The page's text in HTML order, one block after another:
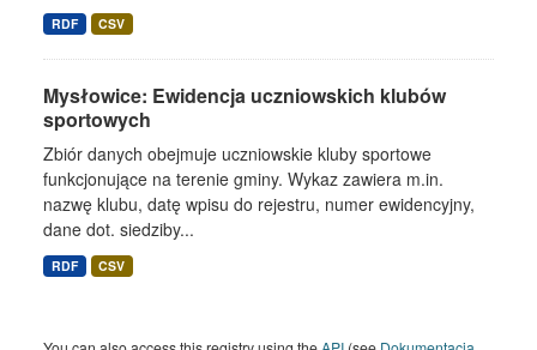
RDF CSV
Mysłowice: Ewidencja uczniowskich klubów
sportowych
Zbiór danych obejmuje uczniowskie kluby sportowe
funkcjonujące na terenie gminy. Wykaz zawiera m.in.
nazwę klubu, datę wpisu do rejestru, numer ewidencyjny,
dane dot. siedziby...
RDF CSV